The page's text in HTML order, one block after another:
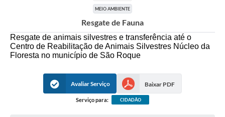
MEIO AMBIENTE
Resgate de Fauna
Resgate de animais silvestres e transferência até o
Centro de Reabilitação de Animais Silvestres Núcleo da
Floresta no município de São Roque
Avaliar Serviço Baixar PDF
Serviço para: CIDADÃO